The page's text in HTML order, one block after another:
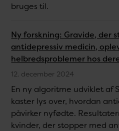
bruges til.
Ny forskning: Gravide, der
antidepressiv medicin,
helbredsproblemer hos
12. december 2024
En ny algoritme udviklet af
kaster lys over, hvordan
påvirker nyfødte.
kvinder, der stopper med